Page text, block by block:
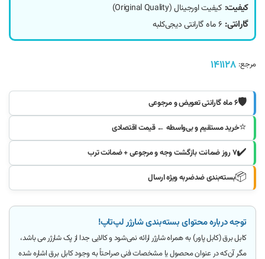
کیفیت: کیفیت اورجینال (Original Quality)
گارانتی: 6 ماه گارانتی دیجی‌کلبه
مرجع: 141128
🛡️۶ ماه گارانتی تعویض و مرجوعی
⭐خرید مستقیم و بی‌واسطه ← قیمت اقتصادی
✔️۷ روز ضمانت بازگشت وجه و مرجوعی + ضمانت ترب
📦بسته‌بندی ضدضربه ویژه ارسال
توجه درباره محتوای بسته‌بندی شارژر لپ‌تاپ!
کابل برق (کابل پاور)به همراه شارژر ارائه نمی‌شود و کالایی جدا از پک شارژر می باشد،
مگر آن‌کهدر عنوان محصول یا مشخصات فنی صراحتاً به وجود کابل برق اشاره شده